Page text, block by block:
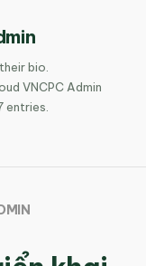
bio.
VNCPC Admin
entries.